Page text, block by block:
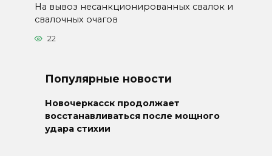
На вывоз несанкционированных свалок и
свалочных очагов
22
Популярные новости
Новочеркасск продолжает
восстанавливаться после мощного
удара стихии